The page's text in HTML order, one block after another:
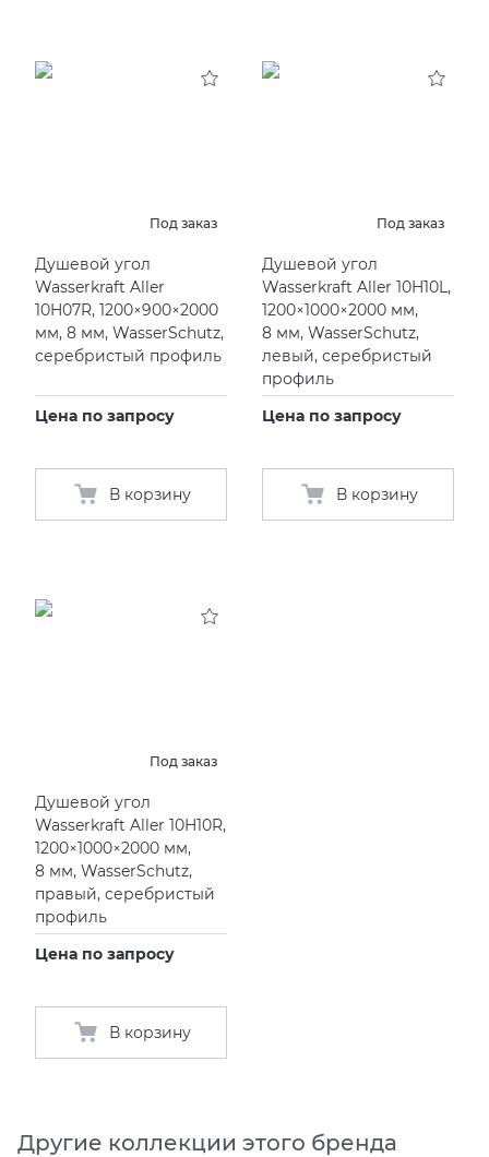
Под заказ
Душевой угол
Wasserkraft Aller
10H07R, 1200×900×2000
мм, 8 мм, WasserSchutz,
серебристый профиль
Цена по запросу
В корзину
Под заказ
Душевой угол
Wasserkraft Aller 10H10L,
1200×1000×2000 мм,
8 мм, WasserSchutz,
левый, серебристый
профиль
Цена по запросу
В корзину
Под заказ
Душевой угол
Wasserkraft Aller 10H10R,
1200×1000×2000 мм,
8 мм, WasserSchutz,
правый, серебристый
профиль
Цена по запросу
В корзину
Другие коллекции этого бренда